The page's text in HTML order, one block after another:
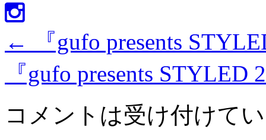
←
『gufo presents
『gufo presents STYLED
コメントは受け付けて